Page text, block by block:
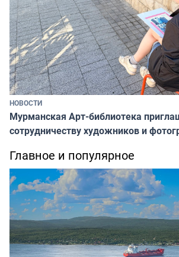
НОВОСТИ
Мурманская Арт-библиотека
сотрудничеству художников и
Главное и популярное